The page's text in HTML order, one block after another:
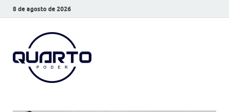
8 de agosto de 2026